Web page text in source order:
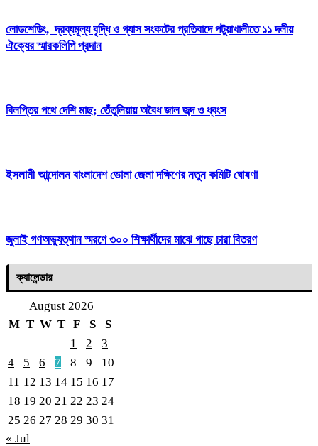
লোডশেডিং, দ্রব্যমূল্য বৃদ্ধি ও গ্যাস সংকটের প্রতিবাদে পটুয়াখালীতে ১১ দলীয়
ঐক্যের স্মারকলিপি প্রদান
বিলপ্তির পথে দেশি মাছ; তেঁতুলিয়ায় অবৈধ জাল জব্দ ও ধ্বংস
ইসলামী আন্দোলন বাংলাদেশ ভোলা জেলা দক্ষিণের নতুন কমিটি ঘোষণা
জুলাই গণঅভ্যুত্থান স্মরণে ৩০০ শিক্ষার্থীদের মাঝে গাছে চারা বিতরণ
ক্যালেন্ডার
August 2026
M T W T F S
S
1
2
3
4
5 6 7 8 9
10
11 12 13 14 15 16 17
18 19 20 21 22 23 24
25 26 27 28 29 30 31
« Jul